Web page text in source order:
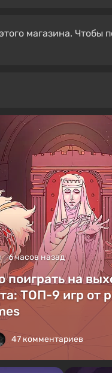
магазина. Чтобы
6 часов назад
поиграть на
ТОП-9 игр от
47 комментариев